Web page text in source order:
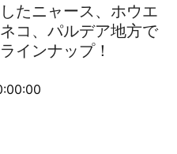
たニャース、ホウエ
コ、パルデア地方で
インナップ！